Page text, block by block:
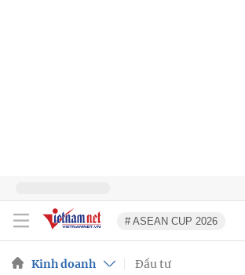
# ASEAN CUP 2026
Kinh doanh Đầu tư